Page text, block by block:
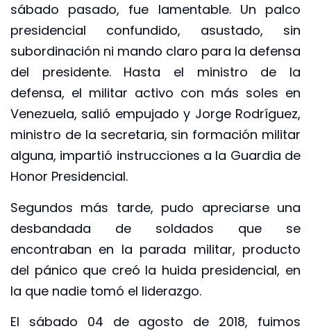
sábado pasado, fue lamentable. Un palco
presidencial confundido, asustado, sin
subordinación ni mando claro para la defensa
del presidente. Hasta el ministro de la
defensa, el militar activo con más soles en
Venezuela, salió empujado y Jorge Rodríguez,
ministro de la secretaria, sin formación militar
alguna, impartió instrucciones a la Guardia de
Honor Presidencial.
Segundos más tarde, pudo apreciarse una
desbandada de soldados que se
encontraban en la parada militar, producto
del pánico que creó la huida presidencial, en
la que nadie tomó el liderazgo.
El sábado 04 de agosto de 2018, fuimos